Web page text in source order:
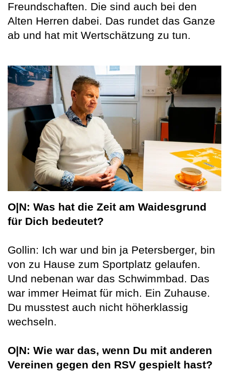
Freundschaften. Die sind auch bei den
Alten Herren dabei. Das rundet das Ganze
ab und hat mit Wertschätzung zu tun.
O|N: Was hat die Zeit am Waidesgrund
für Dich bedeutet?
Gollin: Ich war und bin ja Petersberger, bin
von zu Hause zum Sportplatz gelaufen.
Und nebenan war das Schwimmbad. Das
war immer Heimat für mich. Ein Zuhause.
Du musstest auch nicht höherklassig
wechseln.
O|N: Wie war das, wenn Du mit anderen
Vereinen gegen den RSV gespielt hast?